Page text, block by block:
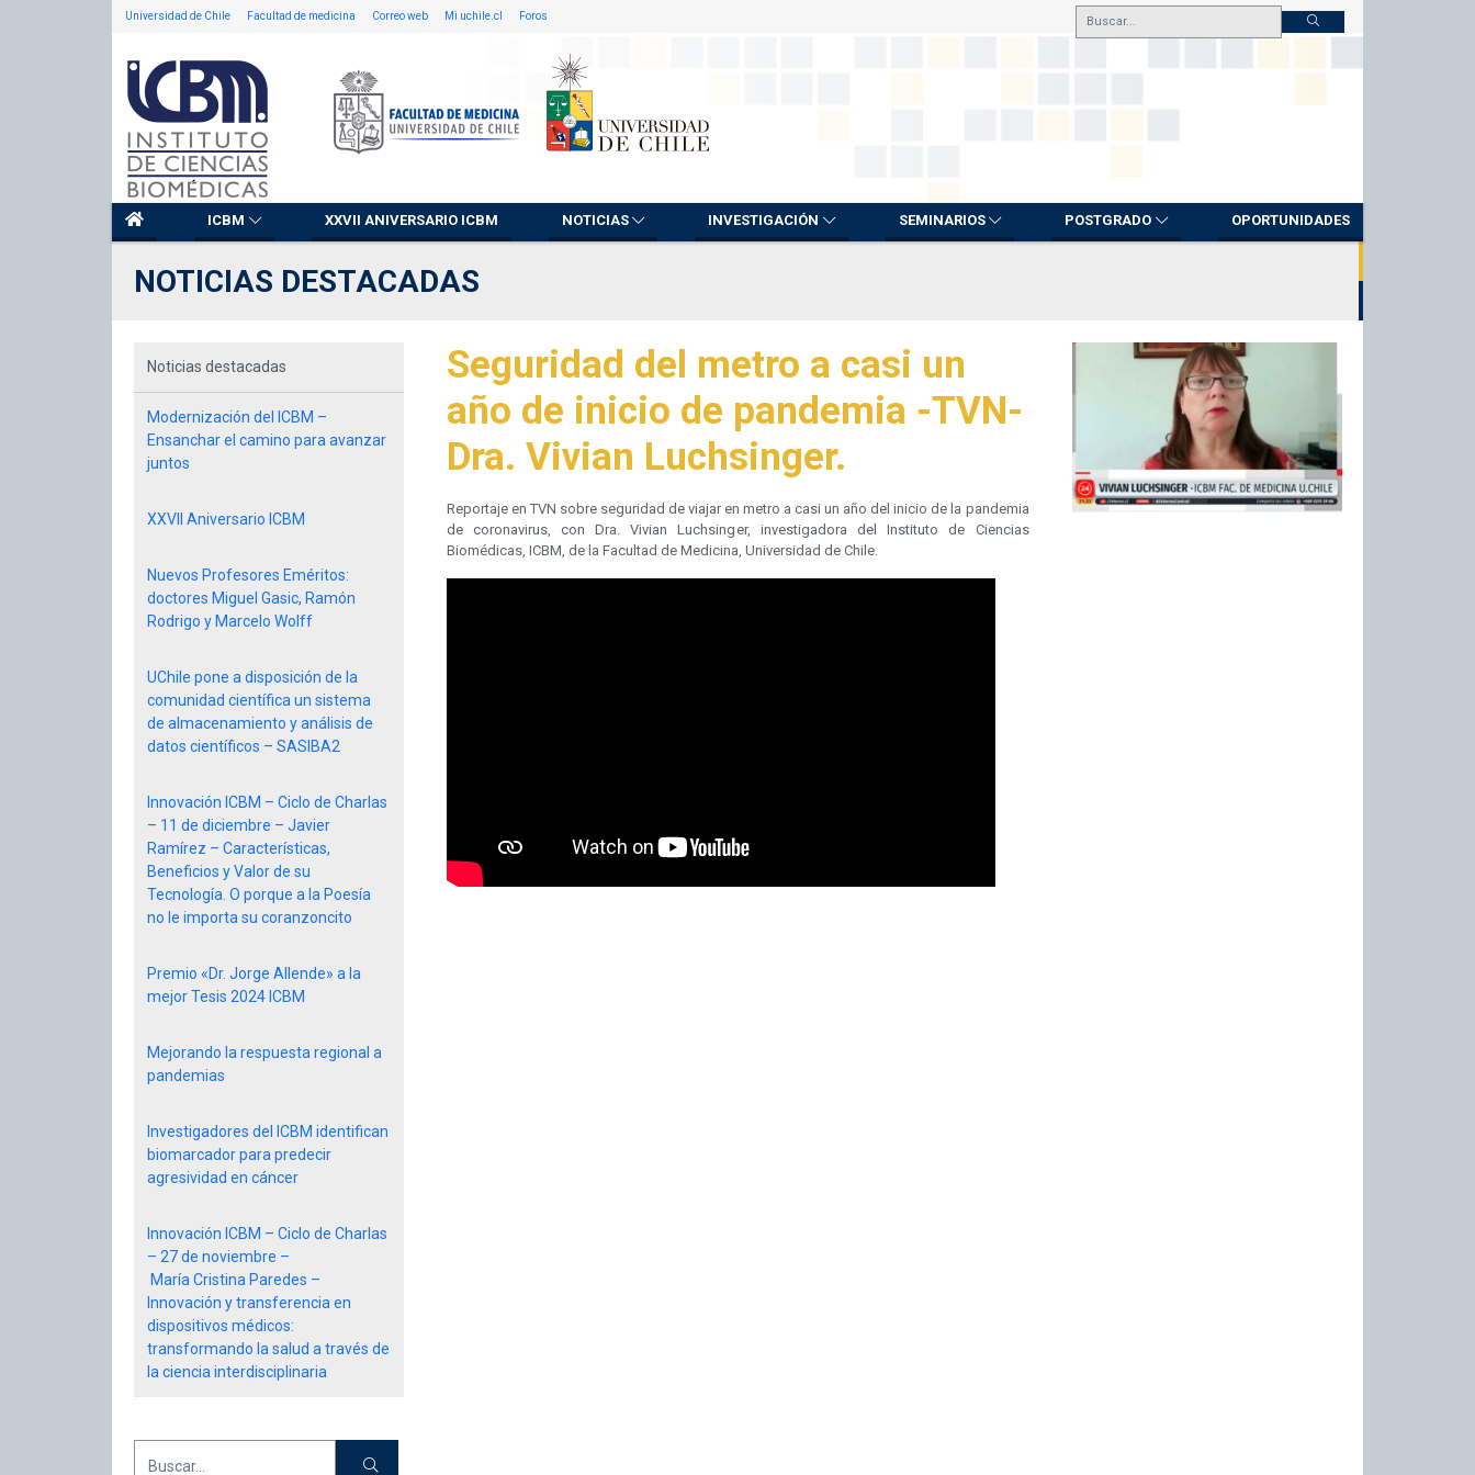
Universidad de Chile Facultad de medicina Correo web Mi uchile.cl Foros
ICBM XXVII ANIVERSARIO ICBM NOTICIAS INVESTIGACIÓN SEMINARIOS POSTGRADO OPORTUNIDADES
NOTICIAS DESTACADAS
Seguridad del metro a casi un
año de inicio de pandemia -TVN-
Dra. Vivian Luchsinger.
Reportaje en TVN sobre seguridad de viajar en metro a casi un año del inicio de la pandemia
de coronavirus, con Dra. Vivian Luchsinger, investigadora del Instituto de Ciencias
Biomédicas, ICBM, de la Facultad de Medicina, Universidad de Chile.
Noticias destacadas
Modernización del ICBM –
Ensanchar el camino para avanzar
juntos
XXVII Aniversario ICBM
Nuevos Profesores Eméritos:
doctores Miguel Gasic, Ramón
Rodrigo y Marcelo Wolff
UChile pone a disposición de la
comunidad científica un sistema
de almacenamiento y análisis de
datos científicos – SASIBA2
Innovación ICBM – Ciclo de Charlas
– 11 de diciembre – Javier
Ramírez – Características,
Beneficios y Valor de su
Tecnología. O porque a la Poesía
no le importa su coranzoncito
Premio «Dr. Jorge Allende» a la
mejor Tesis 2024 ICBM
Mejorando la respuesta regional a
pandemias
Investigadores del ICBM identifican
biomarcador para predecir
agresividad en cáncer
Innovación ICBM – Ciclo de Charlas
– 27 de noviembre –
María Cristina Paredes –
Innovación y transferencia en
dispositivos médicos:
transformando la salud a través de
la ciencia interdisciplinaria